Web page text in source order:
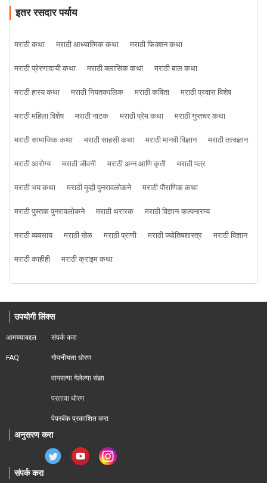
इतर रसदार पर्याय
मराठी कथा मराठी आध्यात्मिक कथा
मराठी फिक्शन कथा
मराठी प्रेरणादायी कथा
मराठी क्लासिक कथा
मराठी बाल कथा
मराठी हास्य कथा
मराठी नियतकालिक मराठी कविता
मराठी प्रवास विशेष
मराठी महिला विशेष
मराठी नाटक मराठी प्रेम कथा
मराठी गुप्तचर कथा
मराठी सामाजिक कथा
मराठी साहसी कथा मराठी मानवी विज्ञान
मराठी तत्त्वज्ञान
मराठी आरोग्य
मराठी जीवनी मराठी अन्न आणि कृती
मराठी पत्र
मराठी भय कथा
मराठी मूव्ही पुनरावलोकने
मराठी पौराणिक कथा
मराठी पुस्तक पुनरावलोकने
मराठी थरारक
मराठी विज्ञान-कल्पनारम्य
मराठी व्यवसाय
मराठी खेळ मराठी प्राणी मराठी ज्योतिषशास्त्र
मराठी विज्ञान
मराठी काहीही
मराठी क्राइम कथा
उपयोगी लिंक्स
आमच्याबद्दल
FAQ
संपर्क करा
गोपनीयता धोरण
वापरल्या गेलेल्या संज्ञा
परतावा धोरण
पेपरबॅक प्रकाशित करा
अनुसरण करा
संपर्क करा